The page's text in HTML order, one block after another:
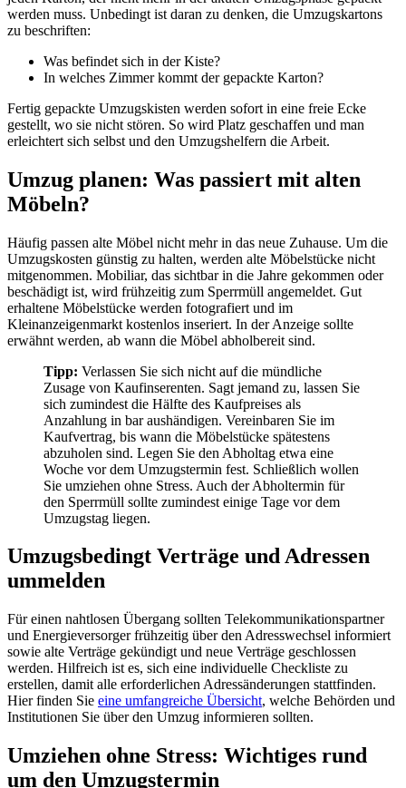
werden muss. Unbedingt ist daran zu denken, die Umzugskartons
zu beschriften:
Was befindet sich in der Kiste?
In welches Zimmer kommt der gepackte Karton?
Fertig gepackte Umzugskisten werden sofort in eine freie Ecke
gestellt, wo sie nicht stören. So wird Platz geschaffen und man
erleichtert sich selbst und den Umzugshelfern die Arbeit.
Umzug planen: Was passiert mit alten
Möbeln?
Häufig passen alte Möbel nicht mehr in das neue Zuhause. Um die
Umzugskosten günstig zu halten, werden alte Möbelstücke nicht
mitgenommen. Mobiliar, das sichtbar in die Jahre gekommen oder
beschädigt ist, wird frühzeitig zum Sperrmüll angemeldet. Gut
erhaltene Möbelstücke werden fotografiert und im
Kleinanzeigenmarkt kostenlos inseriert. In der Anzeige sollte
erwähnt werden, ab wann die Möbel abholbereit sind.
Tipp: Verlassen Sie sich nicht auf die mündliche
Zusage von Kaufinserenten. Sagt jemand zu, lassen Sie
sich zumindest die Hälfte des Kaufpreises als
Anzahlung in bar aushändigen. Vereinbaren Sie im
Kaufvertrag, bis wann die Möbelstücke spätestens
abzuholen sind. Legen Sie den Abholtag etwa eine
Woche vor dem Umzugstermin fest. Schließlich wollen
Sie umziehen ohne Stress. Auch der Abholtermin für
den Sperrmüll sollte zumindest einige Tage vor dem
Umzugstag liegen.
Umzugsbedingt Verträge und Adressen
ummelden
Für einen nahtlosen Übergang sollten Telekommunikationspartner
und Energieversorger frühzeitig über den Adresswechsel informiert
sowie alte Verträge gekündigt und neue Verträge geschlossen
werden. Hilfreich ist es, sich eine individuelle Checkliste zu
erstellen, damit alle erforderlichen Adressänderungen stattfinden.
Hier finden Sie eine umfangreiche Übersicht, welche Behörden und
Institutionen Sie über den Umzug informieren sollten.
Umziehen ohne Stress: Wichtiges rund
um den Umzugstermin